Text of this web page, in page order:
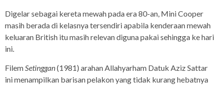
Digelar sebagai kereta mewah pada era 80-an, Mini Cooper
masih berada di kelasnya tersendiri apabila kenderaan mewah
keluaran British itu masih relevan diguna pakai sehingga ke hari
ini.
FilemSetinggan(1981) arahan Allahyarham Datuk Aziz Sattar
ini menampilkan barisan pelakon yang tidak kurang hebatnya